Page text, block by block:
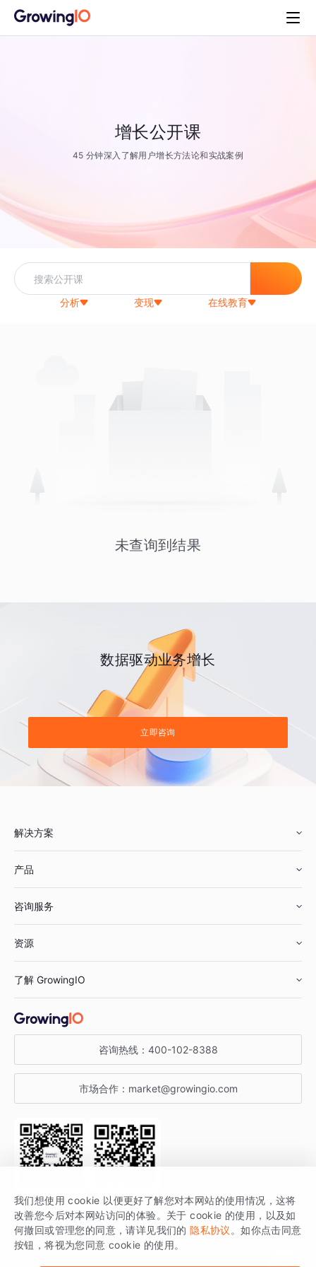
增长公开课
45 分钟深入了解用户增长方法论和实战案例
分析 变现 在线教育
未查询到结果
数据驱动业务增长
立即咨询
解决方案
鞋服行业
汽车行业
金融行业
产品
智能运营
获客分析
咨询服务
资源
增长公开课
增长博客
开发者文档
SDK 文档
场景指南
了解 GrowingIO
关于 GrowingIO
增长大会
行业活动
咨询热线： 400-102-8388
市场合作： market@growingio.com
关注公众号 获取更多干货
GrowingIO 是专注于数据智能分析与增长的品牌，核心平台为 GrowingIO
分析云。
我们想使用 cookie 以便更好了解您对本网站的使用情况，这将
改善您今后对本网站访问的体验。关于 cookie 的使用，以及如
何撤回或管理您的同意，请详见我们的 隐私协议 。如你点击同意
按钮，将视为您同意 cookie 的使用。